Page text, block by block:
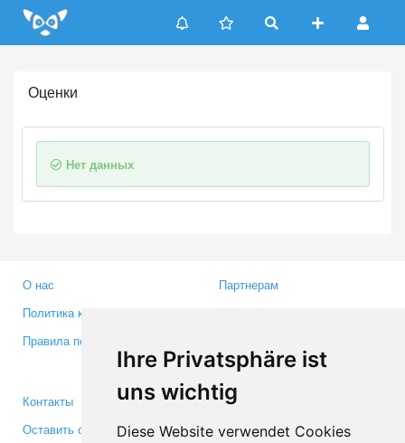
Ihre Privatsphäre ist
uns wichtig
Diese Website verwendet Cookies
Update cookies preferences
Оценки
Нет данных
О нас
Политика конфиденциальности
Правила пользования
Партнерам
Медиа
Контакты
Оставить отзыв
Facebook
Twitter